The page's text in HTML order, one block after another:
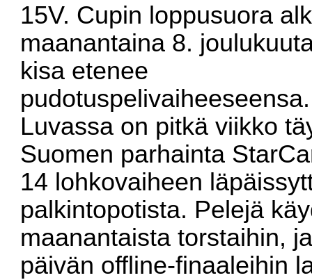
15V. Cupin loppusuora
maanantaina 8.
kisa etenee
pudotuspelivaiheeseensa.
Luvassa on pitkä viikko
Suomen parhainta
14 lohkovaiheen
palkintopotista. Pelejä
maanantaista torstaihin,
päivän offline-finaaleihin